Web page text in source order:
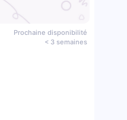
Prochaine disponibilité
< 3 semaines